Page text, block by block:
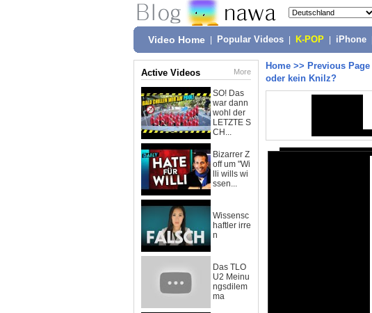
Video Home Popular Videos K-POP iPhone
Active Videos More
SO! Das
war dann
wohl der
LETZTE S
CH...
Bizarrer Z
off um "Wi
lli wills wi
ssen...
Wissensc
haftler irre
n
Das TLO
U2 Meinu
ngsdilem
ma
Home >> Previous Page
oder kein Knilz?